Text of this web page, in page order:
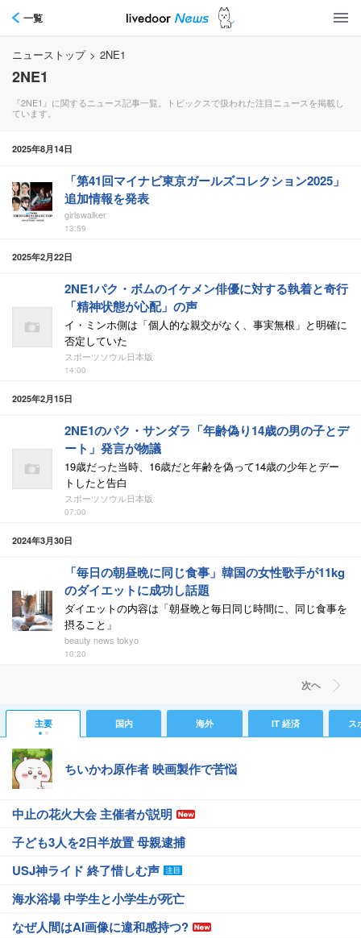
一覧
ニューストップ > 2NE1
2NE1
『2NE1』に関するニュース記事一覧。トピックスで扱われた注目ニュースを掲載し
ています。
2025年8月14日
「第41回マイナビ東京ガールズコレクション2025」
追加情報を発表
girlswalker
13:59
2025年2月22日
2NE1パク・ボムのイケメン俳優に対する執着と奇行
「精神状態が心配」の声
イ・ミンホ側は「個人的な親交がなく、事実無根」と明確に
否定していた
スポーツソウル日本版
14:00
2025年2月15日
2NE1のパク・サンダラ「年齢偽り14歳の男の子とデ
ート」発言が物議
19歳だった当時、16歳だと年齢を偽って14歳の少年とデー
トしたと告白
スポーツソウル日本版
07:00
2024年3月30日
「毎日の朝昼晩に同じ食事」韓国の女性歌手が11kg
のダイエットに成功し話題
ダイエットの内容は「朝昼晩と毎日同じ時間に、同じ食事を
摂ること」
beauty news tokyo
10:20
次ヘ
主要 国内 海外 IT 経済 ス
ちいかわ原作者 映画製作で苦悩
中止の花火大会 主催者が説明
子ども3人を2日半放置 母親逮捕
USJ神ライド 終了惜しむ声
海水浴場 中学生と小学生が死亡
なぜ人間はAI画像に違和感持つ?